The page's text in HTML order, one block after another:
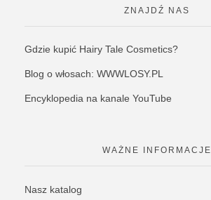
ZNAJDŹ NAS
Gdzie kupić Hairy Tale Cosmetics?
Blog o włosach: WWWLOSY.PL
Encyklopedia na kanale YouTube
WAŻNE INFORMACJE
Nasz katalog